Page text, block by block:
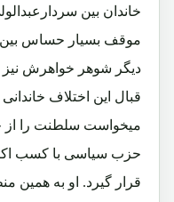
خاندان بین
موقف بسیار حساس
دیگر شوهر خواهرش نیز
قبال این اختلاف
میخواست سلطنت را از
حزب سیاسی با کسب
قرار گیرد. او به همین